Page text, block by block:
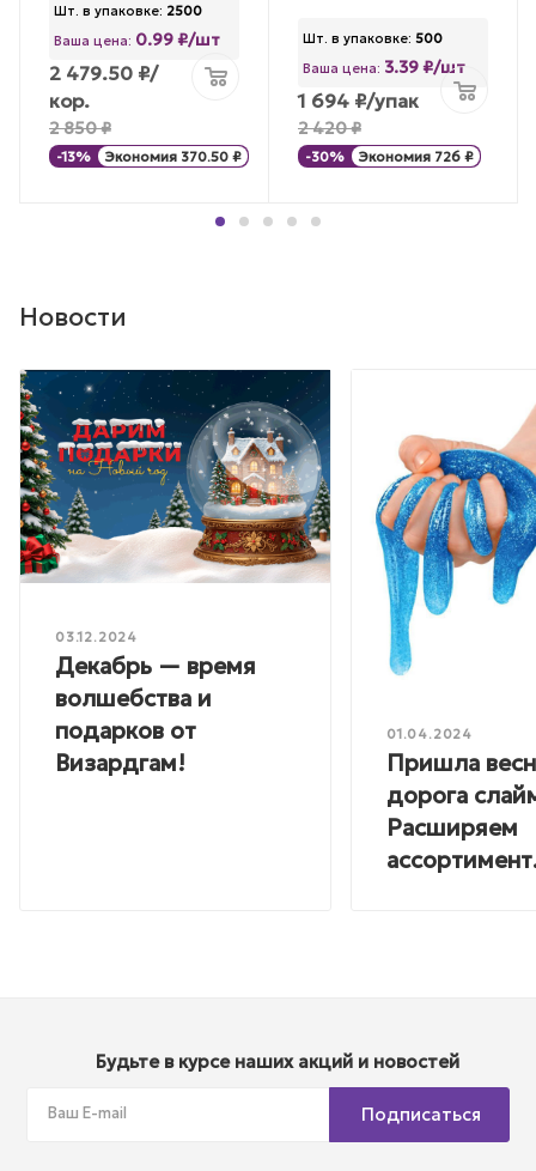
Шт. в упаковке: 2500
Ваша цена: 0.99 ₽/шт
2 479.50 ₽/
кор.
2 850₽
-13% Экономия 370.50 ₽
Шт. в упаковке: 500
Ваша цена: 3.39 ₽/шт
1 694 ₽/упак
2 420₽
-30% Экономия 726 ₽
Новости
03.12.2024
Декабрь — время
волшебства и
подарков от
Визардгам!
01.04.2024
Пришла
дорога
Расширяем
Будьте в курсе наших акций и новостей
Подписаться